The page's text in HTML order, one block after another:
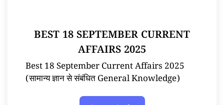
BEST 18 SEPTEMBER CURRENT
AFFAIRS 2025
Best 18 September Current Affairs 2025
(सामान्य ज्ञान से संबंधित General Knowledge)